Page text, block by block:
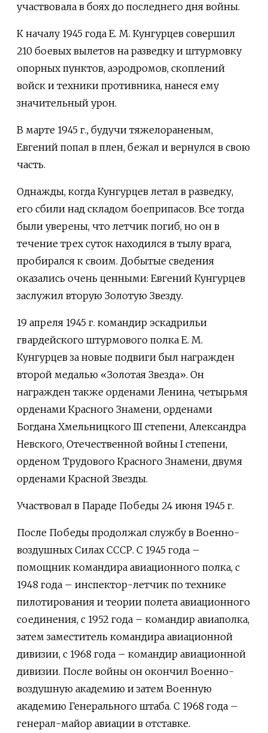
участвовала в боях до последнего дня войны.
К началу 1945 года Е. М. Кунгурцев совершил
210 боевых вылетов на разведку и штурмовку
опорных пунктов, аэродромов, скоплений
войск и техники противника, нанеся ему
значительный урон.
В марте 1945 г., будучи тяжелораненым,
Евгений попал в плен, бежал и вернулся в свою
часть.
Однажды, когда Кунгурцев летал в разведку,
его сбили над складом боеприпасов. Все тогда
были уверены, что летчик погиб, но он в
течение трех суток находился в тылу врага,
пробирался к своим. Добытые сведения
оказались очень ценными: Евгений Кунгурцев
заслужил вторую Золотую Звезду.
19 апреля 1945 г. командир эскадрильи
гвардейского штурмового полка Е. М.
Кунгурцев за новые подвиги был награжден
второй медалью «Золотая Звезда». Он
награжден также орденами Ленина, четырьмя
орденами Красного Знамени, орденами
Богдана Хмельницкого III степени, Александра
Невского, Отечественной войны I степени,
орденом Трудового Красного Знамени, двумя
орденами Красной Звезды.
Участвовал в Параде Победы 24 июня 1945 г.
После Победы продолжал службу в Военно-
воздушных Силах СССР. С 1945 года –
помощник командира авиационного полка, с
1948 года – инспектор-летчик по технике
пилотирования и теории полета авиационного
соединения, с 1952 года – командир авиаполка,
затем заместитель командира авиационной
дивизии, с 1968 года – командир авиационной
дивизии. После войны он окончил Военно-
воздушную академию и затем Военную
академию Генерального штаба. С 1968 года –
генерал-майор авиации в отставке.